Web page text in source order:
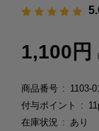
1,100円
商品番号
1103-
付与ポイント
在庫状況
あり